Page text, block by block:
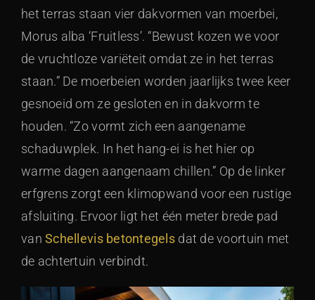
het terras staan vier dakvormen van moerbei,
Morus alba ‘Fruitless’. “Bewust kozen we voor
de vruchtloze variëteit omdat ze in het terras
staan.” De moerbeien worden jaarlijks twee keer
gesnoeid om ze gesloten en in dakvorm te
houden. “Zo vormt zich een aangename
schaduwplek. In het hang-ei is het hier op
warme dagen aangenaam chillen.” Op de linker
erfgrens zorgt een klimopwand voor een rustige
afsluiting. Ervoor ligt het één meter brede pad
vanSchellevis betontegels dat de voortuin met
de achtertuin verbindt.